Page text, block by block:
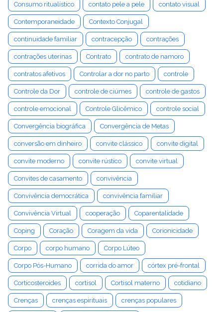
Consumo ritualístico contato pele a pele contato visual
Contemporaneidade Contexto Conjugal
continuidade familiar contracepção contrações
contrações uterinas Contrato contrato de namoro
contratos afetivos Controlar a dor no parto controle
Controle da Dor controle de ciúmes controle de gastos
controle emocional Controle Glicêmico controle social
Convergência biográfica Convergência de Metas
conversão em dinheiro convite clássico convite digital
convite moderno convite rústico convite virtual
Convites de casamento convivência
Convivência democrática convivência familiar
Convivência Virtual cooperação Coparentalidade
Coping Coração Coragem da vida Corionicidade
Corpo corpo humano Corpo Lúteo
Corpo Pós-Humano corrida do amor córtex pré-frontal
Corticosteroides cortisol Cortisol materno cotidiano
Crenças crenças espirituais crenças populares